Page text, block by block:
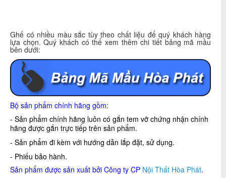
Ghế có nhiều màu sắc tùy theo chất liệu để quý khách hàng
lựa chọn. Quý khách có thể xem thêm chi tiết bảng mã mầu
bên dưới:
Bộ sản phẩm chính hãng gồm:
- Sản phẩm chính hãng luôn có gắn tem vỡ chứng nhận chính
hãng được gắn trực tiếp trên sản phẩm.
- Sản phẩm đi kèm với hướng dẫn lắp đặt, sử dụng.
- Phiếu bảo hành.
Sản phẩm được sản xuất bởi Công ty CP Nội Thất Hòa Phát.